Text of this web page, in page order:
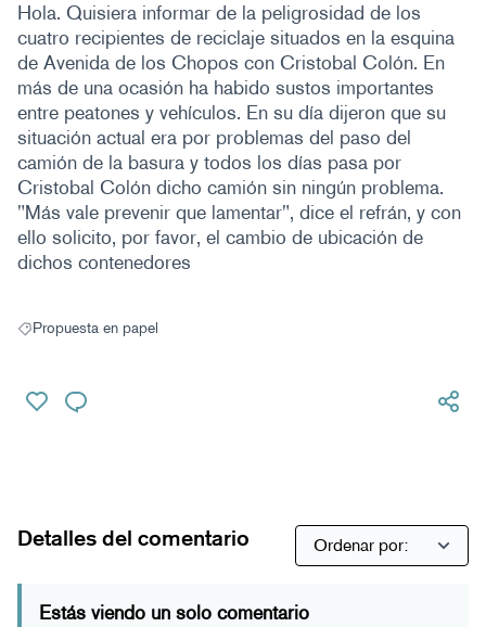
Hola. Quisiera informar de la peligrosidad de los
cuatro recipientes de reciclaje situados en la esquina
de Avenida de los Chopos con Cristobal Colón. En
más de una ocasión ha habido sustos importantes
entre peatones y vehículos. En su día dijeron que su
situación actual era por problemas del paso del
camión de la basura y todos los días pasa por
Cristobal Colón dicho camión sin ningún problema.
"Más vale prevenir que lamentar", dice el refrán, y con
ello solicito, por favor, el cambio de ubicación de
dichos contenedores
Resultados al filtrar por: Propuesta en papel
Propuesta en papel
Detalles del comentario
Estás viendo un solo comentario